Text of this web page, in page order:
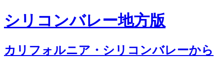
シリコンバレー地方版
カリフォルニア・シリコンバレーから